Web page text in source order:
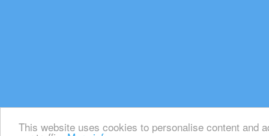
This website uses cookies to personalise content and